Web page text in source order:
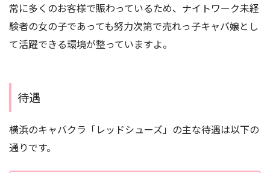
常に多くのお客様で賑わっているため、ナイトワーク未経
験者の女の子であっても努力次第で売れっ子キャバ嬢とし
て活躍できる環境が整っていますよ。
待遇
横浜のキャバクラ「レッドシューズ」の主な待遇は以下の
通りです。